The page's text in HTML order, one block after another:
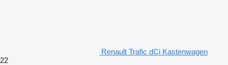
Renault Trafic dCi Kastenwagen
22